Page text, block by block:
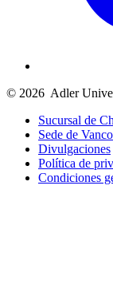
© 2026 Adler
Sucursal de
Sede de
Divulgaciones
Política de
Condiciones